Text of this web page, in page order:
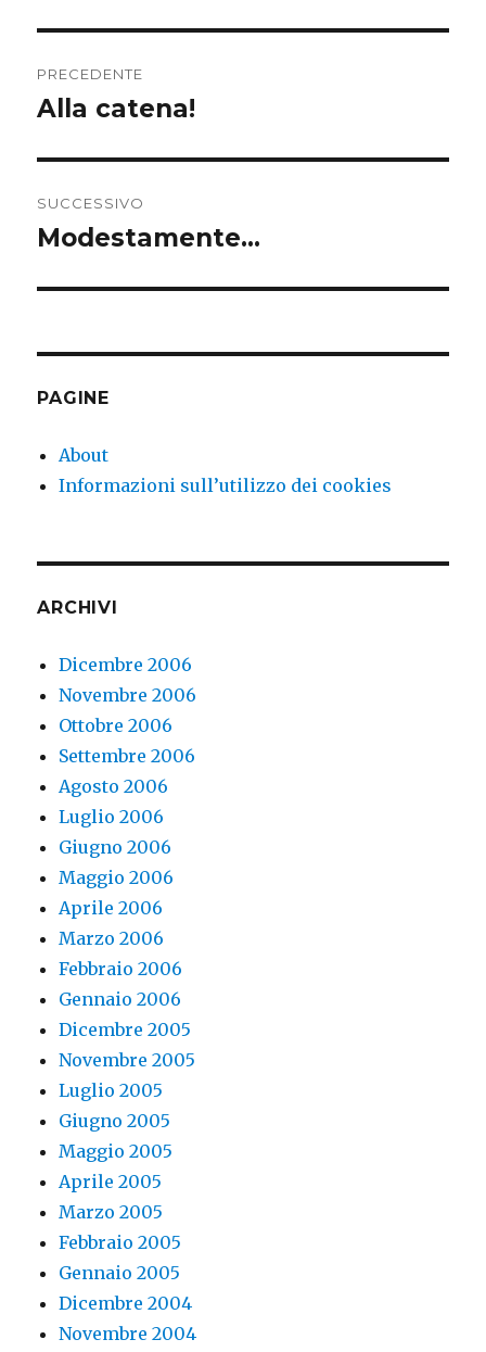
articoli
PRECEDENTE
Articolo
Alla catena!
SUCCESSIVO
Articolo
Modestamente…
PAGINE
About
Informazioni sull’utilizzo dei cookies
ARCHIVI
Dicembre 2006
Novembre 2006
Ottobre 2006
Settembre 2006
Agosto 2006
Luglio 2006
Giugno 2006
Maggio 2006
Aprile 2006
Marzo 2006
Febbraio 2006
Gennaio 2006
Dicembre 2005
Novembre 2005
Luglio 2005
Giugno 2005
Maggio 2005
Aprile 2005
Marzo 2005
Febbraio 2005
Gennaio 2005
Dicembre 2004
Novembre 2004